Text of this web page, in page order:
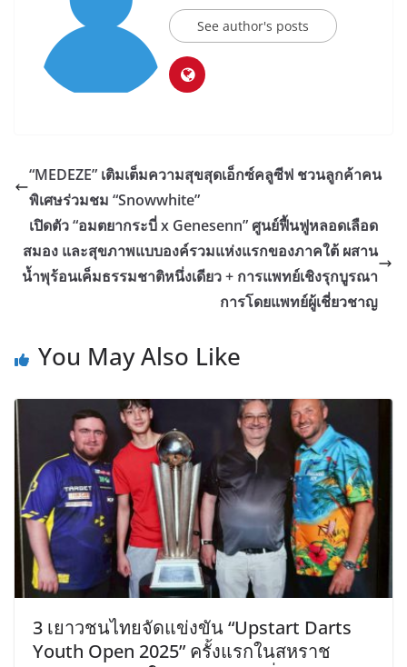
See author's posts
“MEDEZE” เติมเต็มความสุขสุดเอ็กซ์คลูซีฟ ชวนลูกค้าคน
พิเศษร่วมชม “Snowwhite”
เปิดตัว “อมตยากระบี่ x Genesenn” ศูนย์ฟื้นฟูหลอดเลือด
สมอง และสุขภาพแบบองค์รวมแห่งแรกของภาคใต้ ผสาน
น้ำพุร้อนเค็มธรรมชาติหนึ่งเดียว + การแพทย์เชิงรุกบูรณา
การโดยแพทย์ผู้เชี่ยวชาญ
You May Also Like
3 เยาวชนไทยจัดแข่งขัน “Upstart Darts
Youth Open 2025” ครั้งแรกในสหราช